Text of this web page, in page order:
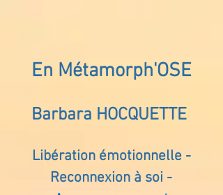
En Métamorph'OSE
Barbara HOCQUETTE
Libération émotionnelle -
Reconnexion à soi -